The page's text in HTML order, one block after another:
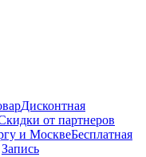
Дисконтная
от партнеров
и МосквеБесплатная
Запись